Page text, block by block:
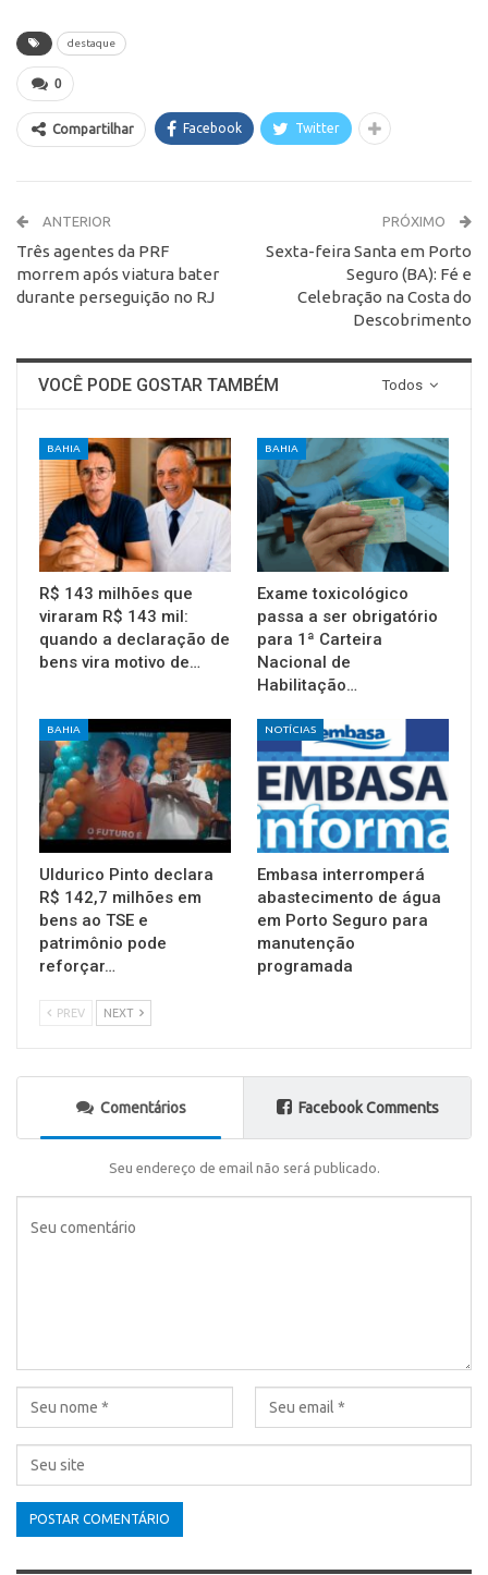
destaque
0
Compartilhar Facebook Twitter
ANTERIOR
Três agentes da PRF
morrem após viatura bater
durante perseguição no RJ
PRÓXIMO
Sexta-feira Santa em Porto
Seguro (BA): Fé e
Celebração na Costa do
Descobrimento
Todos
VOCÊ PODE GOSTAR TAMBÉM
BAHIA
R$ 143 milhões que
viraram R$ 143 mil:
quando a declaração de
bens vira motivo de…
BAHIA
Exame toxicológico
passa a ser obrigatório
para 1ª Carteira
Nacional de
Habilitação…
BAHIA
Uldurico Pinto declara
R$ 142,7 milhões em
bens ao TSE e
patrimônio pode
reforçar…
NOTÍCIAS
Embasa interromperá
abastecimento de água
em Porto Seguro para
manutenção
programada
PREV NEXT
Comentários Facebook Comments
Seu endereço de email não será publicado.